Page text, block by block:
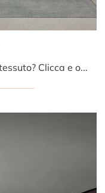
Cerchi salotti e divani Frigerio in tessuto? Clicca e ottieni informazioni sul modello Davis Style per spazi design.